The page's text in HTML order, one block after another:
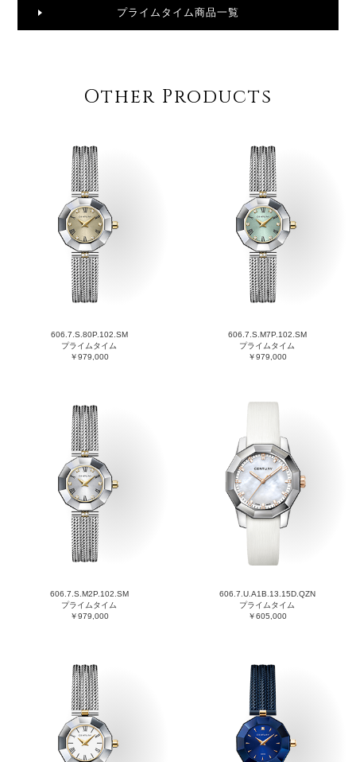
プライムタイム商品一覧
Other Products
606.7.S.80P.102.SM
プライムタイム
￥979,000
606.7.S.M7P.102.SM
プライムタイム
￥979,000
606.7.S.M2P.102.SM
プライムタイム
￥979,000
606.7.U.A1B.13.15D.QZN
プライムタイム
￥605,000